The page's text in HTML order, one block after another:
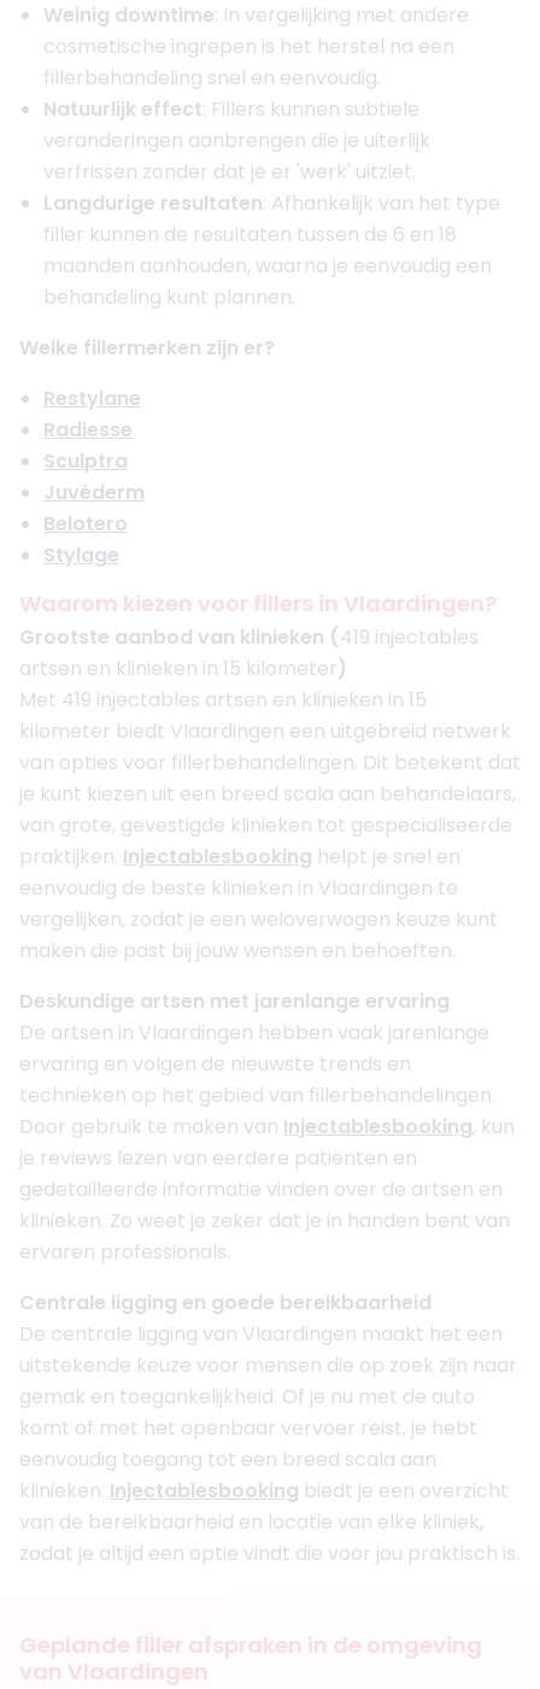
Weinig downtime: In vergelijking met andere
cosmetische ingrepen is het herstel na een
fillerbehandeling snel en eenvoudig.
Natuurlijk effect: Fillers kunnen subtiele
veranderingen aanbrengen die je uiterlijk
verfrissen zonder dat je er 'werk' uitziet.
Langdurige resultaten: Afhankelijk van het type
filler kunnen de resultaten tussen de 6 en 18
maanden aanhouden, waarna je eenvoudig een
behandeling kunt plannen.
Welke fillermerken zijn er?
Restylane
Radiesse
Sculptra
Juvéderm
Belotero
Stylage
Waarom kiezen voor fillers in Vlaardingen?
Grootste aanbod van klinieken (419 injectables
artsen en klinieken in 15 kilometer)
Met 419 injectables artsen en klinieken in 15
kilometer biedt Vlaardingen een uitgebreid netwerk
van opties voor fillerbehandelingen. Dit betekent dat
je kunt kiezen uit een breed scala aan behandelaars,
van grote, gevestigde klinieken tot gespecialiseerde
praktijken. Injectablesbooking helpt je snel en
eenvoudig de beste klinieken in Vlaardingen te
vergelijken, zodat je een weloverwogen keuze kunt
maken die past bij jouw wensen en behoeften.
Deskundige artsen met jarenlange ervaring
De artsen in Vlaardingen hebben vaak jarenlange
ervaring en volgen de nieuwste trends en
technieken op het gebied van fillerbehandelingen.
Door gebruik te maken van Injectablesbooking, kun
je reviews lezen van eerdere patiënten en
gedetailleerde informatie vinden over de artsen en
klinieken. Zo weet je zeker dat je in handen bent van
ervaren professionals.
Centrale ligging en goede bereikbaarheid
De centrale ligging van Vlaardingen maakt het een
uitstekende keuze voor mensen die op zoek zijn naar
gemak en toegankelijkheid. Of je nu met de auto
komt of met het openbaar vervoer reist, je hebt
eenvoudig toegang tot een breed scala aan
klinieken. Injectablesbooking biedt je een overzicht
van de bereikbaarheid en locatie van elke kliniek,
zodat je altijd een optie vindt die voor jou praktisch is.
Geplande filler afspraken in de omgeving
van Vlaardingen